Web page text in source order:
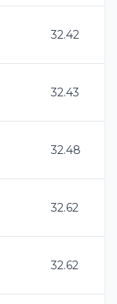
32.42
32.43
32.48
32.62
32.62